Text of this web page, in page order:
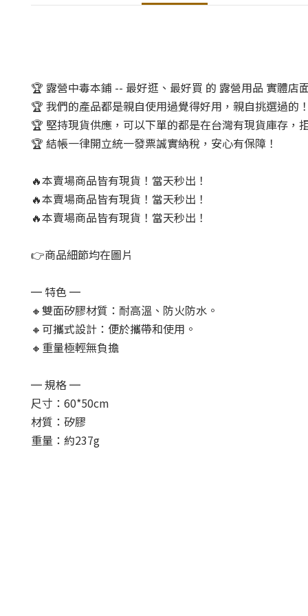
🏆 露營中毒本鋪 -- 最好逛、最好買 的 露營用品 實體店
🏆 我們的產品都是親自使用過覺得好用，親自挑選過的
🏆 堅持現貨供應，可以下單的都是在台灣有現貨庫存，
🏆 結帳一律開立統一發票誠實納稅，安心有保障！
🔥本賣場商品皆有現貨！當天秒出！
🔥本賣場商品皆有現貨！當天秒出！
🔥本賣場商品皆有現貨！當天秒出！
👉商品細節均在圖片
═ 特色 ═
🔸雙面矽膠材質：耐高溫、防火防水。
🔸可攜式設計：便於攜帶和使用。
🔸重量極輕無負擔
═ 規格 ═
尺寸：60*50cm
材質：矽膠
重量：約237g